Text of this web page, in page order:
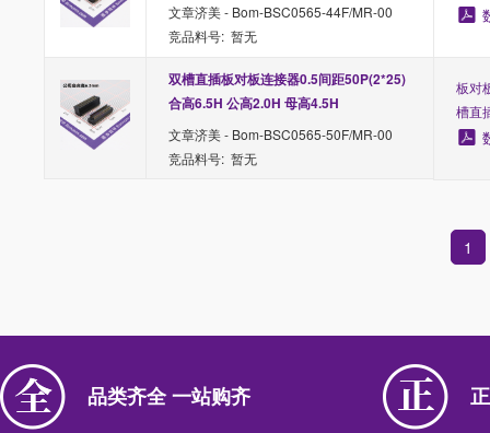
文章济美 - Bom-BSC0565-44F/MR-00
竞品料号: 暂无
双槽直插板对板连接器0.5间距50P(2*25)
合高6.5H 公高2.0H 母高4.5H
文章济美 - Bom-BSC0565-50F/MR-00
竞品料号: 暂无
板对
槽直
1
品类齐全 一站购齐